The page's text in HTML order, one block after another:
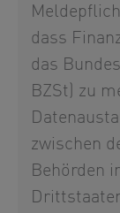
dass
das
BZSt) zu
zwischen
Behörden